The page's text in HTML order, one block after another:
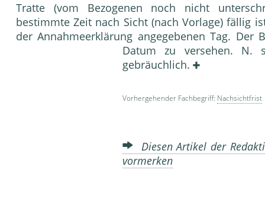
Tratte (vom Bezogenen noch nicht
bestimmte Zeit nach Sicht (nach Vorlage) fällig
der Annahmeerklärung angegebenen Tag.
Datum zu versehen.
gebräuchlich.
Vorhergehender Fachbegriff: Nachsichtfrist
Diesen Artikel der
vormerken